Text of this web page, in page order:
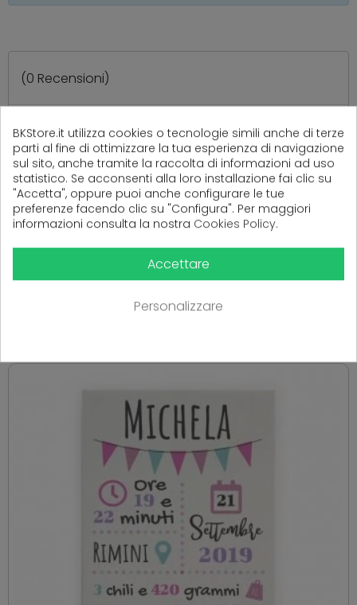
(0 Recensioni)
Ancora nessuna recensione da parte degli utenti.
( 16 altri prodotti nella stessa categoria )
BKStore.it utilizza cookies o tecnologie simili anche di terze
parti al fine di ottimizzare la tua esperienza di navigazione
sul sito, anche tramite la raccolta di informazioni ad uso
statistico. Se acconsenti alla loro installazione fai clic su
"Accetta", oppure puoi anche configurare le tue
preferenze facendo clic su "Configura". Per maggiori
informazioni consulta la nostra Cookies Policy.
Accettare
Personalizzare